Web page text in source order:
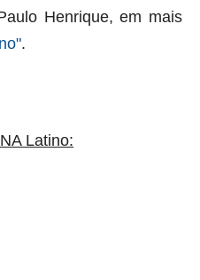
Henrique, em mais
.
Latino: